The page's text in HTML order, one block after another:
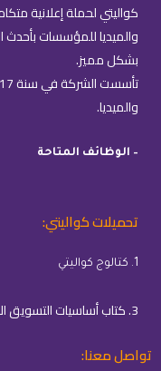
كواليتي لحملة إعلانية
والميديا للمؤسسات بأحدث
بشكل مميز.
والميديا.
– الوظائف المتاحة
تحميلات كواليتي:
1. كتالوج كواليتي
3. كتاب أساسيات التسويق الإلكتروني
تواصل معنا: